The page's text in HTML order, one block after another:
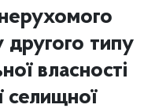
типу
власності
селищної